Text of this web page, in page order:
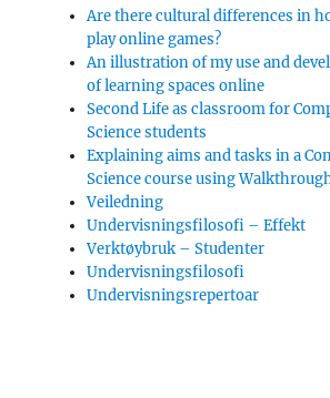
Are there cultural differences in
play online games?
An illustration of my use and
of learning spaces online
Second Life as classroom for
Science students
Explaining aims and tasks in a
Science course using
Veiledning
Undervisningsfilosofi – Effekt
Verktøybruk – Studenter
Undervisningsfilosofi
Undervisningsrepertoar